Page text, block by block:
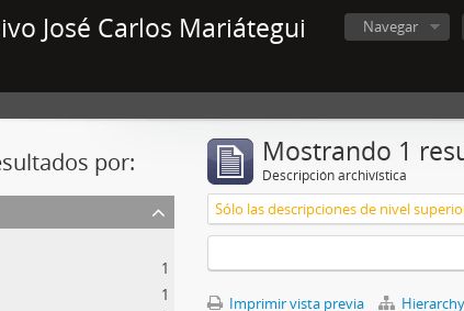
José Carlos Mariátegui Navegar
por:
1
1
Mostrando 1
Descripción archivística
Sólo las descripciones de nivel
Imprimir vista previa Hierarchy